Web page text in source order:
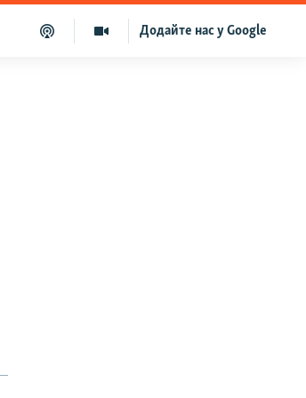
Додайте нас у Google